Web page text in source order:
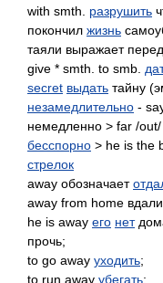
with smth. разрушить
покончил жизнь
таяли выражает
give * smth. to smb.
secret выдать тайну
незамедлительно -
немедленно > far /
бесспорно > he is the
стрелок
away обозначает
away from home
he is away его нет
прочь;
to go away уходить;
to run away убегать;